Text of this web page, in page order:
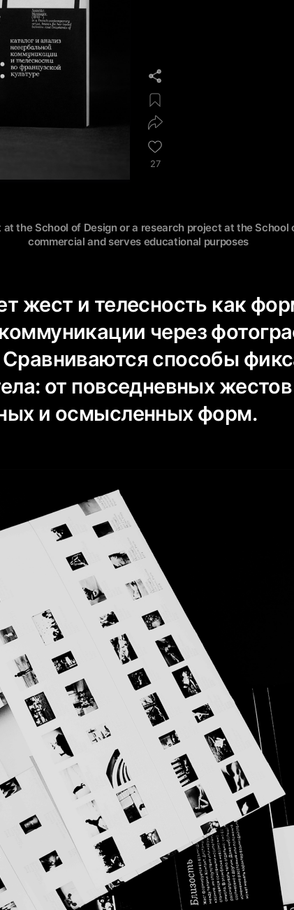
27
the School of Design or a research project at the School
commercial and serves educational purposes
жест и телесность как
через
способы
от повседневных жестов
и осмысленных форм.